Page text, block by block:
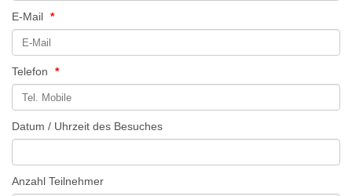
E-Mail *
Telefon *
Datum / Uhrzeit des Besuches
Anzahl Teilnehmer